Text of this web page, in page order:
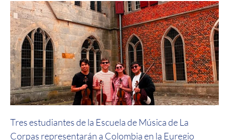
Tres estudiantes de la Escuela de Música de La
Corpas representarán a Colombia en la Euregio